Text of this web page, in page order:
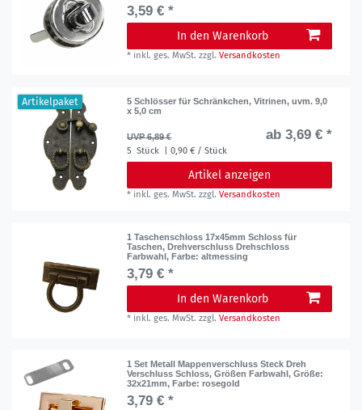
3,59 € *
In den Warenkorb
* inkl. ges. MwSt. zzgl.Versandkosten
Artikelpaket
5 Schlösser für Schränkchen, Vitrinen, uvm. 9,0
x 5,0 cm
UVP 6,89 € ab 3,69 € *
5 Stück | 0,90 € / Stück
Artikel anzeigen
* inkl. ges. MwSt. zzgl.Versandkosten
1 Taschenschloss 17x45mm Schloss für
Taschen, Drehverschluss Drehschloss
Farbwahl, Farbe: altmessing
3,79 € *
In den Warenkorb
* inkl. ges. MwSt. zzgl.Versandkosten
1 Set Metall Mappenverschluss Steck Dreh
Verschluss Schloss, Größen Farbwahl, Größe:
32x21mm, Farbe: rosegold
3,79 € *